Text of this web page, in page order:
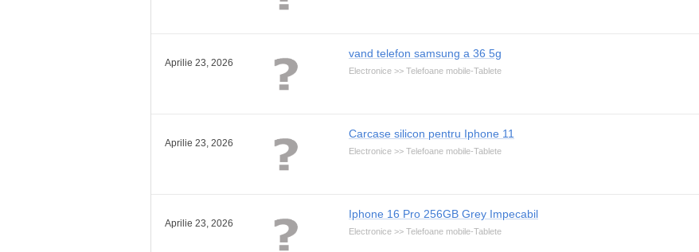
Aprilie 23, 2026
vand telefon samsung a 36 5g
Electronice >> Telefoane mobile-Tablete
Aprilie 23, 2026
Carcase silicon pentru Iphone 11
Electronice >> Telefoane mobile-Tablete
Aprilie 23, 2026
Iphone 16 Pro 256GB Grey Impecabil
Electronice >> Telefoane mobile-Tablete